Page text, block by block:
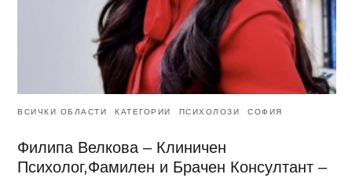
ВСИЧКИ ОБЛАСТИ КАТЕГОРИИ ПСИХОЛОЗИ СОФИЯ
Филипа Велкова – Клиничен
Психолог,Фамилен и Брачен Консултант –